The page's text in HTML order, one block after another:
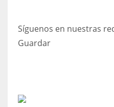
Síguenos en nuestras
Guardar